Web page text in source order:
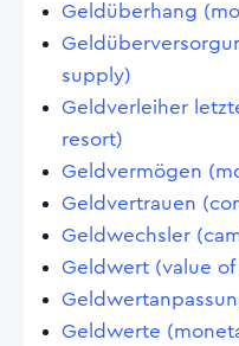
Geldüberhang
supply)
Geldverleiher
resort)
Geldvermögen
Geldvertrauen
Geldwechsler
Geldwert (value
Geldwerte